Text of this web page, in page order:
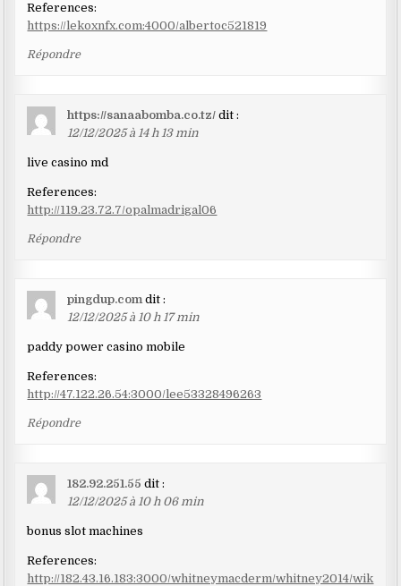
References:
https://lekoxnfx.com:4000/albertoc521819
Répondre
https://sanaabomba.co.tz/ dit :
12/12/2025 à 14 h 13 min
live casino md
References:
http://119.23.72.7/opalmadrigal06
Répondre
pingdup.com dit :
12/12/2025 à 10 h 17 min
paddy power casino mobile
References:
http://47.122.26.54:3000/lee53328496263
Répondre
182.92.251.55 dit :
12/12/2025 à 10 h 06 min
bonus slot machines
References:
http://182.43.16.183:3000/whitneymacderm/whitney2014/wik